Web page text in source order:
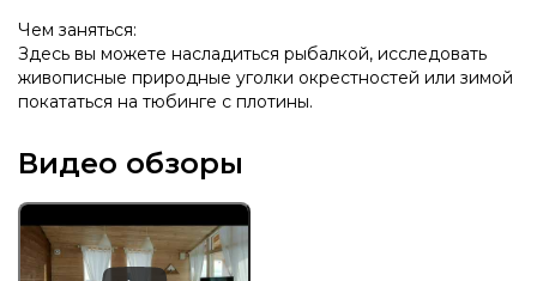
Чем заняться:
Здесь вы можете насладиться рыбалкой, исследовать
живописные природные уголки окрестностей или зимой
покататься на тюбинге с плотины.
Видео обзоры